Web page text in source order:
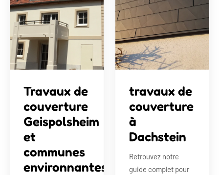
Travaux de
couverture
Geispolsheim
et
communes
environnantes
travaux de
couverture
à
Dachstein
Retrouvez notre
guide complet pour